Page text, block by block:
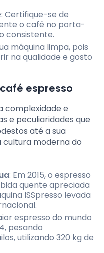
: Certifique-se de
o café no porta-
consistente.
máquina limpa, pois
na qualidade e gosto
espresso
complexidade e
e peculiaridades que
até a sua
moderna do
: Em 2015, o espresso
quente apreciada
ISSpresso levada
espresso do mundo
pesando
utilizando 320 kg de